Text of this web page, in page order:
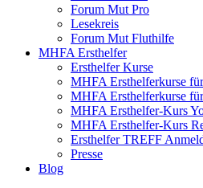
Forum Mut Pro
Lesekreis
Forum Mut Fluthilfe
MHFA Ersthelfer
Ersthelfer Kurse
MHFA Ersthelferkurse
MHFA Ersthelferkurse
MHFA Ersthelfer-Kurs
MHFA Ersthelfer-Kurs
Ersthelfer TREFF
Presse
Blog